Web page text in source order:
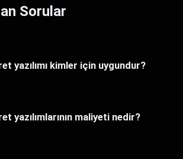
Sorular
yazılımı kimler için uygundur?
yazılımlarının maliyeti nedir?